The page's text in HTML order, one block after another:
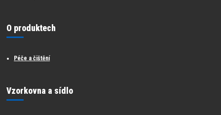
O produktech
Péče a čištění
Vzorkovna a sídlo